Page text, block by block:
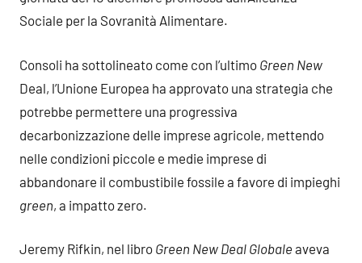
Sociale per la Sovranità Alimentare.
Consoli ha sottolineato come con l’ultimo Green New
Deal, l’Unione Europea ha approvato una strategia che
potrebbe permettere una progressiva
decarbonizzazione delle imprese agricole, mettendo
nelle condizioni piccole e medie imprese di
abbandonare il combustibile fossile a favore di impieghi
green, a impatto zero.
Jeremy Rifkin, nel libro Green New Deal Globale aveva